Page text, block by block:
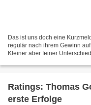
Das ist uns doch eine
regulär nach ihrem Gewinn
Kleiner aber feiner
Ratings: Thomas
erste Erfolge